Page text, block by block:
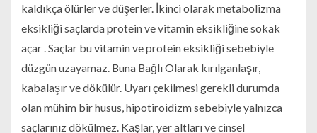
kaldıkça ölürler ve düşerler. İkinci olarak metabolizma
eksikliği saçlarda protein ve vitamin eksikliğine sokak
açar . Saçlar bu vitamin ve protein eksikliği sebebiyle
düzgün uzayamaz. Buna Bağlı Olarak kırılganlaşır,
kabalaşır ve dökülür. Uyarı çekilmesi gerekli durumda
olan mühim bir husus, hipotiroidizm sebebiyle yalnızca
saçlarınız dökülmez. Kaşlar, yer altları ve cinsel